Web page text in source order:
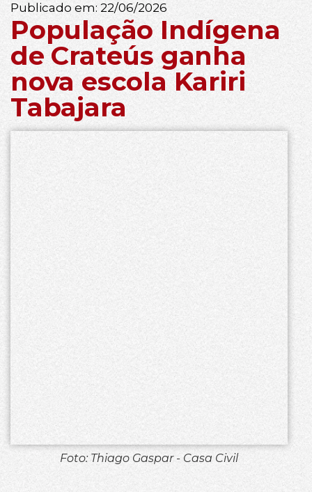
Publicado em: 22/06/2026
População Indígena
de Crateús ganha
nova escola Kariri
Tabajara
Foto: Thiago Gaspar - Casa Civil